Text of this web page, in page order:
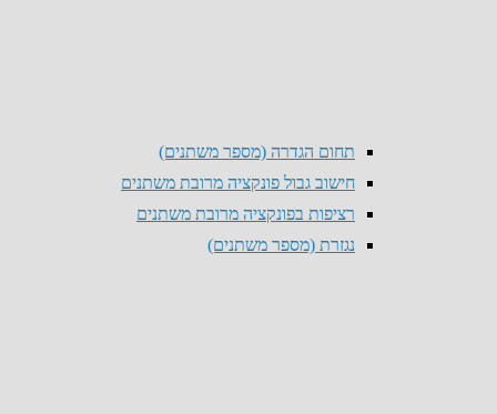
תחום הגדרה (מספר משתנים)
חישוב גבול פונקציה מרובת משתנים
רציפות בפונקציה מרובת משתנים
נגזרת (מספר משתנים)